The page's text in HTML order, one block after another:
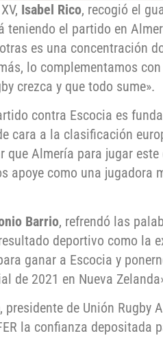
Isabel Rico, recogió el
teniendo el partido en
es una concentración
lo complementamos
crezca y que todo sume».
contra Escocia es
cara a la clasificación
que Almería para jugar
apoye como una jugadora
Barrio, refrendó las
deportivo como la
ganar a Escocia y
de 2021 en Nueva
, presidente de Unión Rugby
la confianza depositada